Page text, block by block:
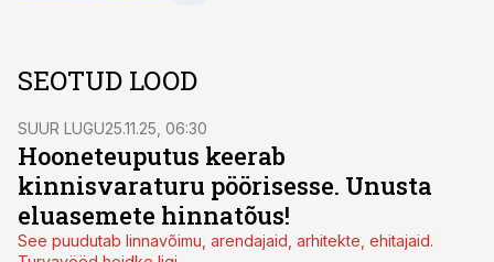
SEOTUD LOOD
SUUR LUGU25.11.25, 06:30
Hooneteuputus keerab
kinnisvaraturu pöörisesse. Unusta
eluasemete hinnatõus!
See puudutab linnavõimu, arendajaid, arhitekte, ehitajaid.